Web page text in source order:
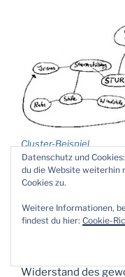
Cluster-Beispiel
Wer zum ersten Mal
erklärt diese
Widerstand des
Datenschutz und
du die Website weiterhin
Cookies zu.
Weitere Informationen,
findest du hier: Cookie-